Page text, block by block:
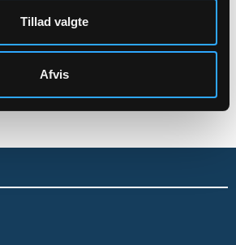
Tillad valgte
Afvis